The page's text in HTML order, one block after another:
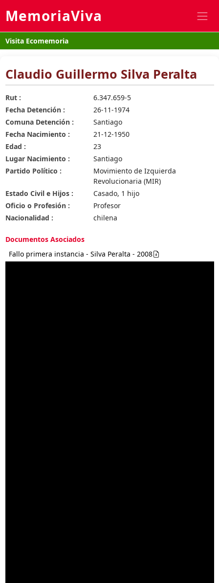
MemoriaViva
Visita Ecomemoria
Claudio Guillermo Silva Peralta
Rut :
6.347.659-5
Fecha Detención :
26-11-1974
Comuna Detención :
Santiago
Fecha Nacimiento :
21-12-1950
Edad :
23
Lugar Nacimiento :
Santiago
Partido Político :
Movimiento de Izquierda
Revolucionaria (MIR)
Estado Civil e Hijos :
Casado, 1 hijo
Oficio o Profesión :
Profesor
Nacionalidad :
chilena
Documentos Asociados
Fallo primera instancia - Silva Peralta - 2008